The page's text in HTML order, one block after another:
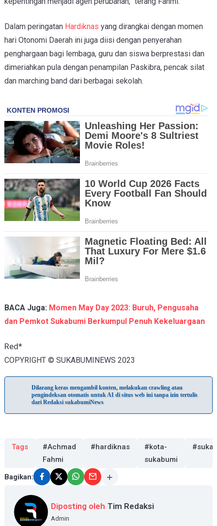
Dalam peringatan Hardiknas yang dirangkai dengan momen
hari Otonomi Daerah ini juga diisi dengan penyerahan
penghargaan bagi lembaga, guru dan siswa berprestasi dan
dimeriahkan pula dengan penampilan Paskibra, pencak silat
dan marching band dari berbagai sekolah.
BACA Juga: Momen May Day 2023: Buruh, Pengusaha
dan Pemkot Sukabumi Berkumpul Penuh Kekeluargaan
Red*
COPYRIGHT © SUKABUMINEWS 2023
Dilarang keras mengambil konten, melakukan crawling atau
pengindeksan otomatis untuk AI di situs web ini tanpa izin tertulis
dari Redaksi sukabumiNews
Tags
#Achmad
Fahmi
#hardiknas
#kota-
sukabumi
Bagikan:
Diposting oleh Tim Redaksi
Admin